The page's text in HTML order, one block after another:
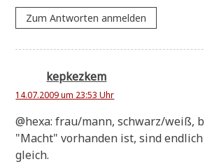
Zum Antworten anmelden
kepkezkem
14.07.2009 um 23:53 Uhr
@hexa: frau/mann, schwarz/weiß,
"Macht" vor­han­den ist, sind
gleich.